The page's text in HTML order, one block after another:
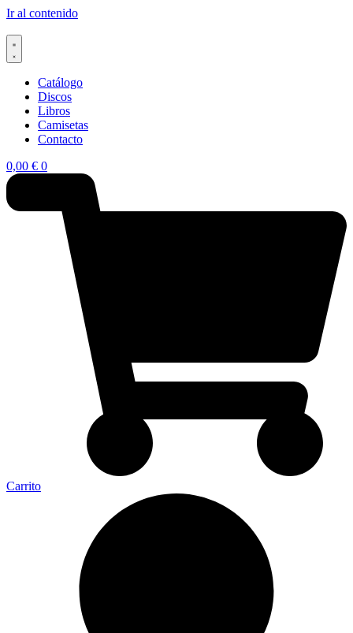
Ir al contenido
Catálogo
Discos
Libros
Camisetas
Contacto
0,00 € 0
Carrito